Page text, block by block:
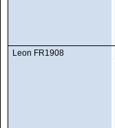
Leon FR1908